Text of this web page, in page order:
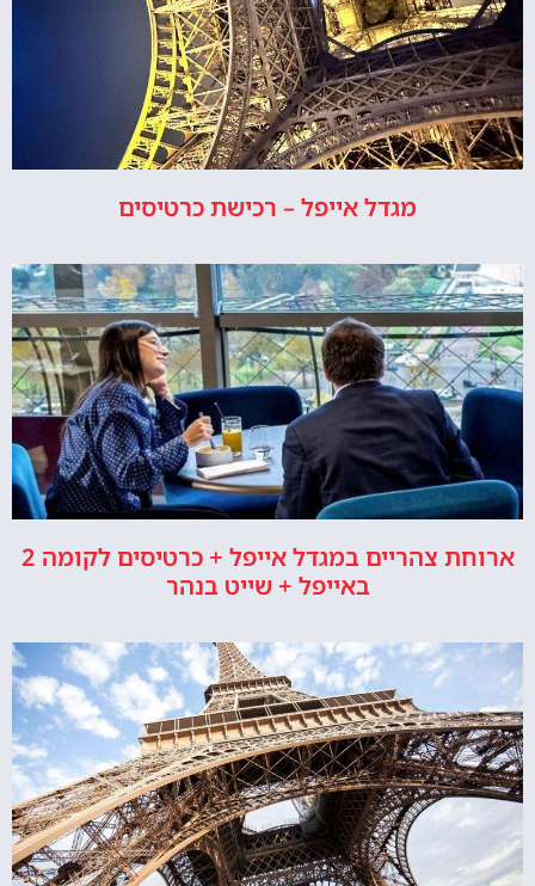
מגדל אייפל – רכישת כרטיסים
ארוחת צהריים במגדל אייפל + כרטיסים לקומה 2
באייפל + שייט בנהר